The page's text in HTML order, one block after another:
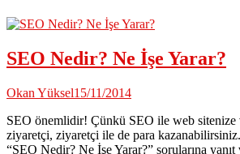
SEO Nedir? Ne İşe Yarar?
Okan Yüksel15/11/2014
SEO önemlidir! Çünkü SEO ile web sitenize
ziyaretçi, ziyaretçi ile de para
“SEO Nedir? Ne İşe Yarar?” sorularına